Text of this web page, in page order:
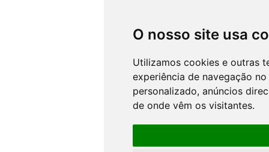
O nosso site usa
Utilizamos cookies e outras
experiência de navegação
personalizado, anúncios
de onde vêm os visitantes.